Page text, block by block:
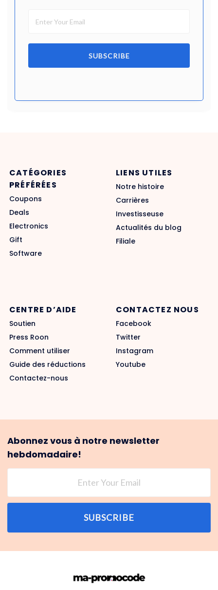
SUBSCRIBE
CATÉGORIES
PRÉFÉRÉES
Coupons
Deals
Electronics
Gift
Software
LIENS UTILES
Notre histoire
Carrières
Investisseuse
Actualités du blog
Filiale
CENTRE D’AIDE
Soutien
Press Roon
Comment utiliser
Guide des réductions
Contactez-nous
CONTACTEZ NOUS
Facebook
Twitter
Instagram
Youtube
Abonnez vous à notre newsletter
hebdomadaire!
SUBSCRIBE